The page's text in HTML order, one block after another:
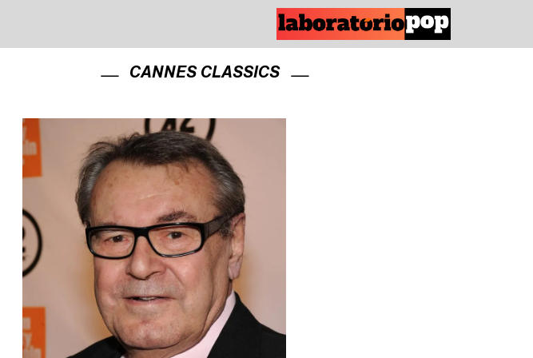
CANNES CLASSICS